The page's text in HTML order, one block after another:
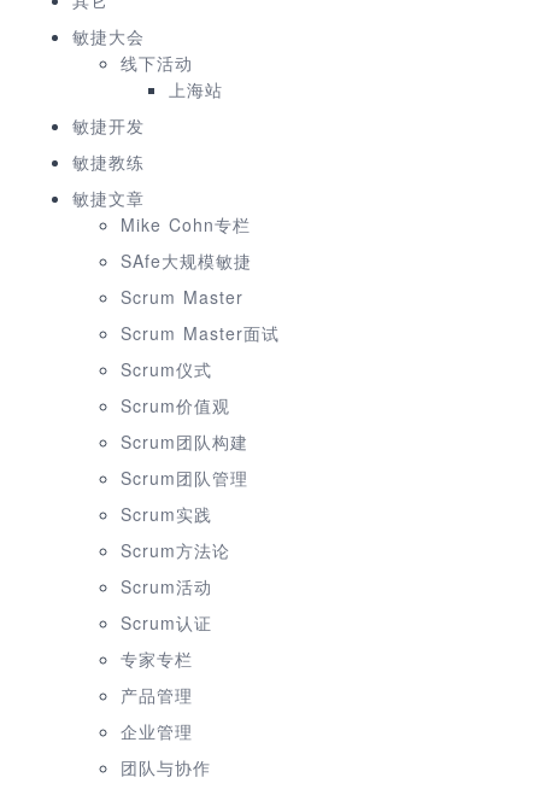
敏捷大会
线下活动
上海站
敏捷开发
敏捷教练
敏捷文章
Mike Cohn专栏
SAfe大规模敏捷
Scrum Master
Scrum Master面试
Scrum仪式
Scrum价值观
Scrum团队构建
Scrum团队管理
Scrum实践
Scrum方法论
Scrum活动
Scrum认证
专家专栏
产品管理
企业管理
团队与协作